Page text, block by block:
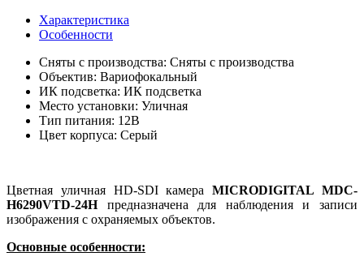
Характеристика
Особенности
Сняты с производства: Сняты с производства
Объектив: Вариофокальный
ИК подсветка: ИК подсветка
Место установки: Уличная
Тип питания: 12В
Цвет корпуса: Серый
Цветная уличная HD-SDI камераMICRODIGITAL MDC-
H6290VTD-24H предназначена для наблюдения и записи
изображения с охраняемых объектов.
Основные особенности: